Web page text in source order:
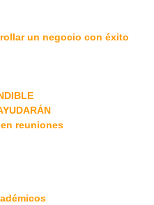
un negocio con éxito
reuniones